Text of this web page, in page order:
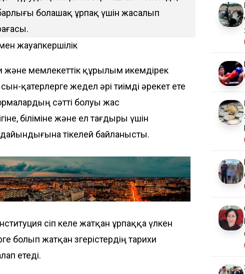
барлығы болашақ ұрпақ үшін жасалып
жауапкершілік
және мемлекеттік құрылым икемдірек
қатерлерге жедел әрі тиімді әрекет ете
сәтті болуы жас
біліміне және ел тағдыры үшін
дайындығына тікелей байланысты.
өсіп келе жатқан ұрпаққа үлкен
болып жатқан өзгерістердің тарихи
етеді.